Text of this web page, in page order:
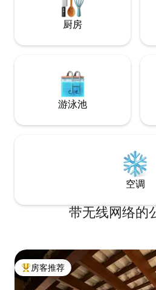
厨房
游泳池
空调
带无线网络的
热门「房客推荐」
房客推荐